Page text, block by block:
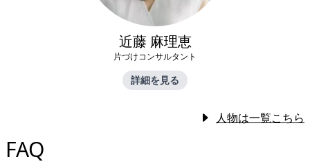
近藤 麻理恵
片づけコンサルタント
詳細を見る
人物は一覧こちら
FAQ